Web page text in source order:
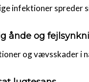
infektioner spreder
ånde og
og vævsskader i